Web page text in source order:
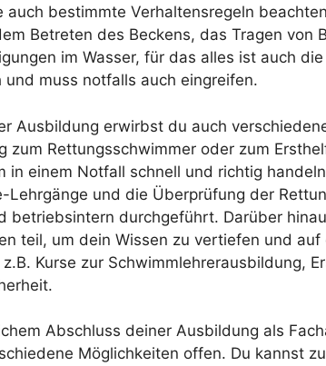
auch bestimmte Verhaltensregeln
Betreten des Beckens, das Tragen von
im Wasser, für das alles ist auch
muss notfalls auch eingreifen.
Ausbildung erwirbst du auch
zum Rettungsschwimmer oder zum
in einem Notfall schnell und richtig
Lehrgänge und die Überprüfung der
betriebsintern durchgeführt. Darüber
teil, um dein Wissen zu vertiefen und
Kurse zur Schwimmlehrerausbildung,
Abschluss deiner Ausbildung als
Möglichkeiten offen. Du kannst